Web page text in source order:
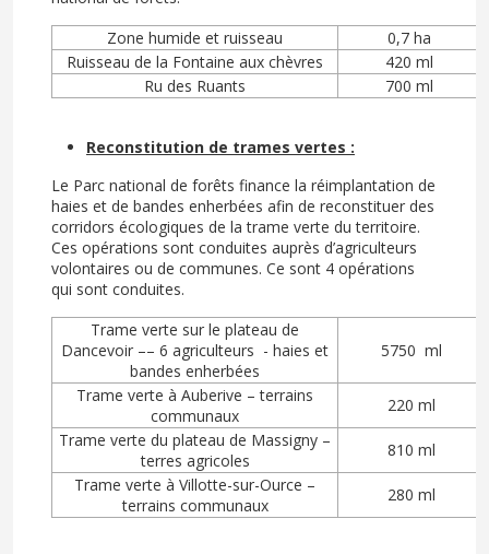
Zone humide et ruisseau
0,7 ha
Ruisseau de la Fontaine aux chèvres
420 ml
Ru des Ruants
700 ml
Reconstitution de trames vertes :
Le Parc national de forêts finance la réimplantation de
haies et de bandes enherbées afin de reconstituer des
corridors écologiques de la trame verte du territoire.
Ces opérations sont conduites auprès d’agriculteurs
volontaires ou de communes. Ce sont 4 opérations
qui sont conduites.
Trame verte sur le plateau de
Dancevoir –– 6 agriculteurs - haies et
bandes enherbées
5750 ml
Trame verte à Auberive – terrains
communaux
220 ml
Trame verte du plateau de Massigny –
terres agricoles
810 ml
Trame verte à Villotte-sur-Ource –
terrains communaux
280 ml